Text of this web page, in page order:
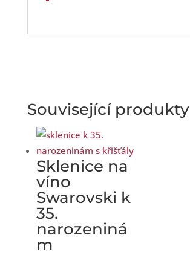
Související produkty
Sklenice na
víno
Swarovski k
35.
narozeniná
m